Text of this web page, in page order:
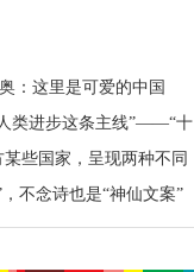
：这里是可爱的中国
类进步这条主线”——“十
飞跃述评之九
些国家，呈现两种不同
不念诗也是“神仙文案”